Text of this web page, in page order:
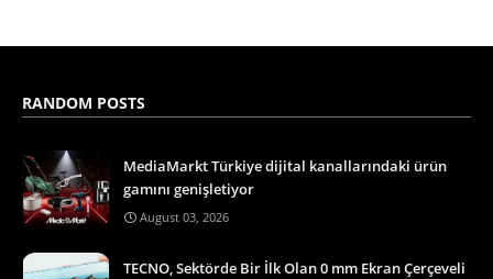
RANDOM POSTS
MediaMarkt Türkiye dijital kanallarındaki ürün
gamını genişletiyor
August 03, 2026
TECNO, Sektörde Bir İlk Olan 0 mm Ekran Çerçeveli